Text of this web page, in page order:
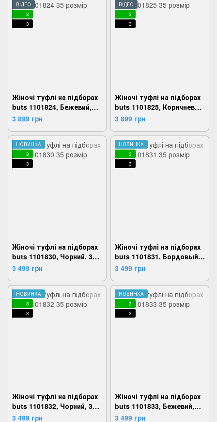
ВІДЕО
3
3
Жіночі туфлі на підборах
buts 1101824, Бежевий,
35, 2924180807700
3 899 грн
ВІДЕО
3
3
Жіночі туфлі на підборах
buts 1101825, Коричневий,
35, 2924180807762
3 899 грн
НОВИНКА
3
3
Жіночі туфлі на підборах
buts 1101830, Чорний, 35,
2924180808585
3 499 грн
НОВИНКА
3
3
Жіночі туфлі на підборах
buts 1101831, Бордовый,
35, 2924180808646
3 499 грн
НОВИНКА
3
3
Жіночі туфлі на підборах
buts 1101832, Чорний, 35,
2924180808691
3 499 грн
НОВИНКА
3
3
Жіночі туфлі на підборах
buts 1101833, Бежевий,
35, 2924180808745
3 499 грн